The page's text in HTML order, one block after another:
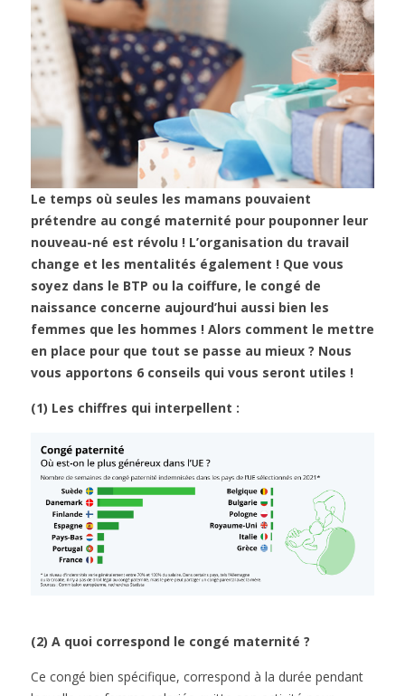
Le temps où seules les mamans pouvaient
prétendre au congé maternité pour pouponner leur
nouveau-né est révolu ! L’organisation du travail
change et les mentalités également ! Que vous
soyez dans le BTP ou la coiffure, le congé de
naissance concerne aujourd’hui aussi bien les
femmes que les hommes ! Alors comment le mettre
en place pour que tout se passe au mieux ? Nous
vous apportons 6 conseils qui vous seront utiles !
(1) Les chiffres qui interpellent :
(2) A quoi correspond le congé maternité ?
Ce congé bien spécifique, correspond à la durée pendant